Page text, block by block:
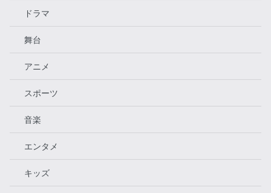
ドラマ
舞台
アニメ
スポーツ
音楽
エンタメ
キッズ